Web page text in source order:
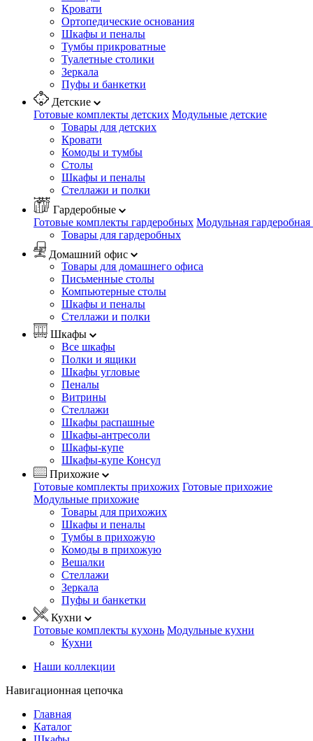
Кровати
Ортопедические основания
Шкафы и пеналы
Тумбы прикроватные
Туалетные столики
Зеркала
Пуфы и банкетки
Детские
Готовые комплекты детских Модульные детские
Товары для детских
Кровати
Комоды и тумбы
Столы
Шкафы и пеналы
Стеллажи и полки
Гардеробные
Готовые комплекты гардеробных Модульная
Товары для гардеробных
Домашний офис
Товары для домашнего офиса
Письменные столы
Компьютерные столы
Шкафы и пеналы
Стеллажи и полки
Шкафы
Все шкафы
Полки и ящики
Шкафы угловые
Пеналы
Витрины
Стеллажи
Шкафы распашные
Шкафы-антресоли
Шкафы-купе
Шкафы-купе Консул
Прихожие
Готовые комплекты прихожих Готовые прихожие
Модульные прихожие
Товары для прихожих
Шкафы и пеналы
Тумбы в прихожую
Комоды в прихожую
Вешалки
Стеллажи
Зеркала
Пуфы и банкетки
Кухни
Готовые комплекты кухонь Модульные кухни
Кухни
Наши коллекции
Навигационная цепочка
Главная
Каталог